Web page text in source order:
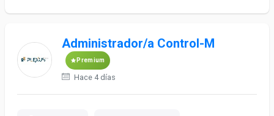
Administrador/a Control-M
Premium
Hace 4 días